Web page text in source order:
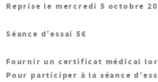
Reprise le mercredi 5 octobre
Séance d’essai 5€
Fournir un certificat médical
Pour participer à la séance